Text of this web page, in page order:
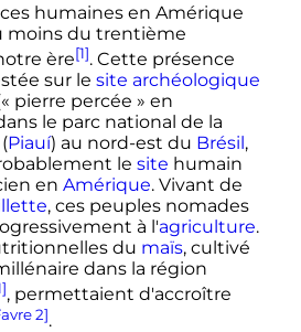
humaines en Amérique
moins du trentième
ère[1]. Cette présence
sur le site archéologique
pierre percée » en
le parc national de la
Piauí) au nord-est du Brésil ,
le site humain
en Amérique. Vivant de
, ces peuples nomades
à l'agriculture.
du maïs, cultivé
dans la région
, permettaient d'accroître
2].